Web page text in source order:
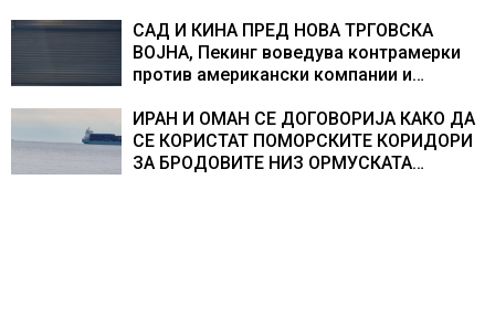
САД И КИНА ПРЕД НОВА ТРГОВСКА
ВОЈНА, Пекинг воведува контрамерки
против американски компании и
ИРАН И ОМАН СЕ ДОГОВОРИЈА КАКО ДА
СЕ КОРИСТАТ ПОМОРСКИТЕ КОРИДОРИ
ЗА БРОДОВИТЕ НИЗ ОРМУСКАТА